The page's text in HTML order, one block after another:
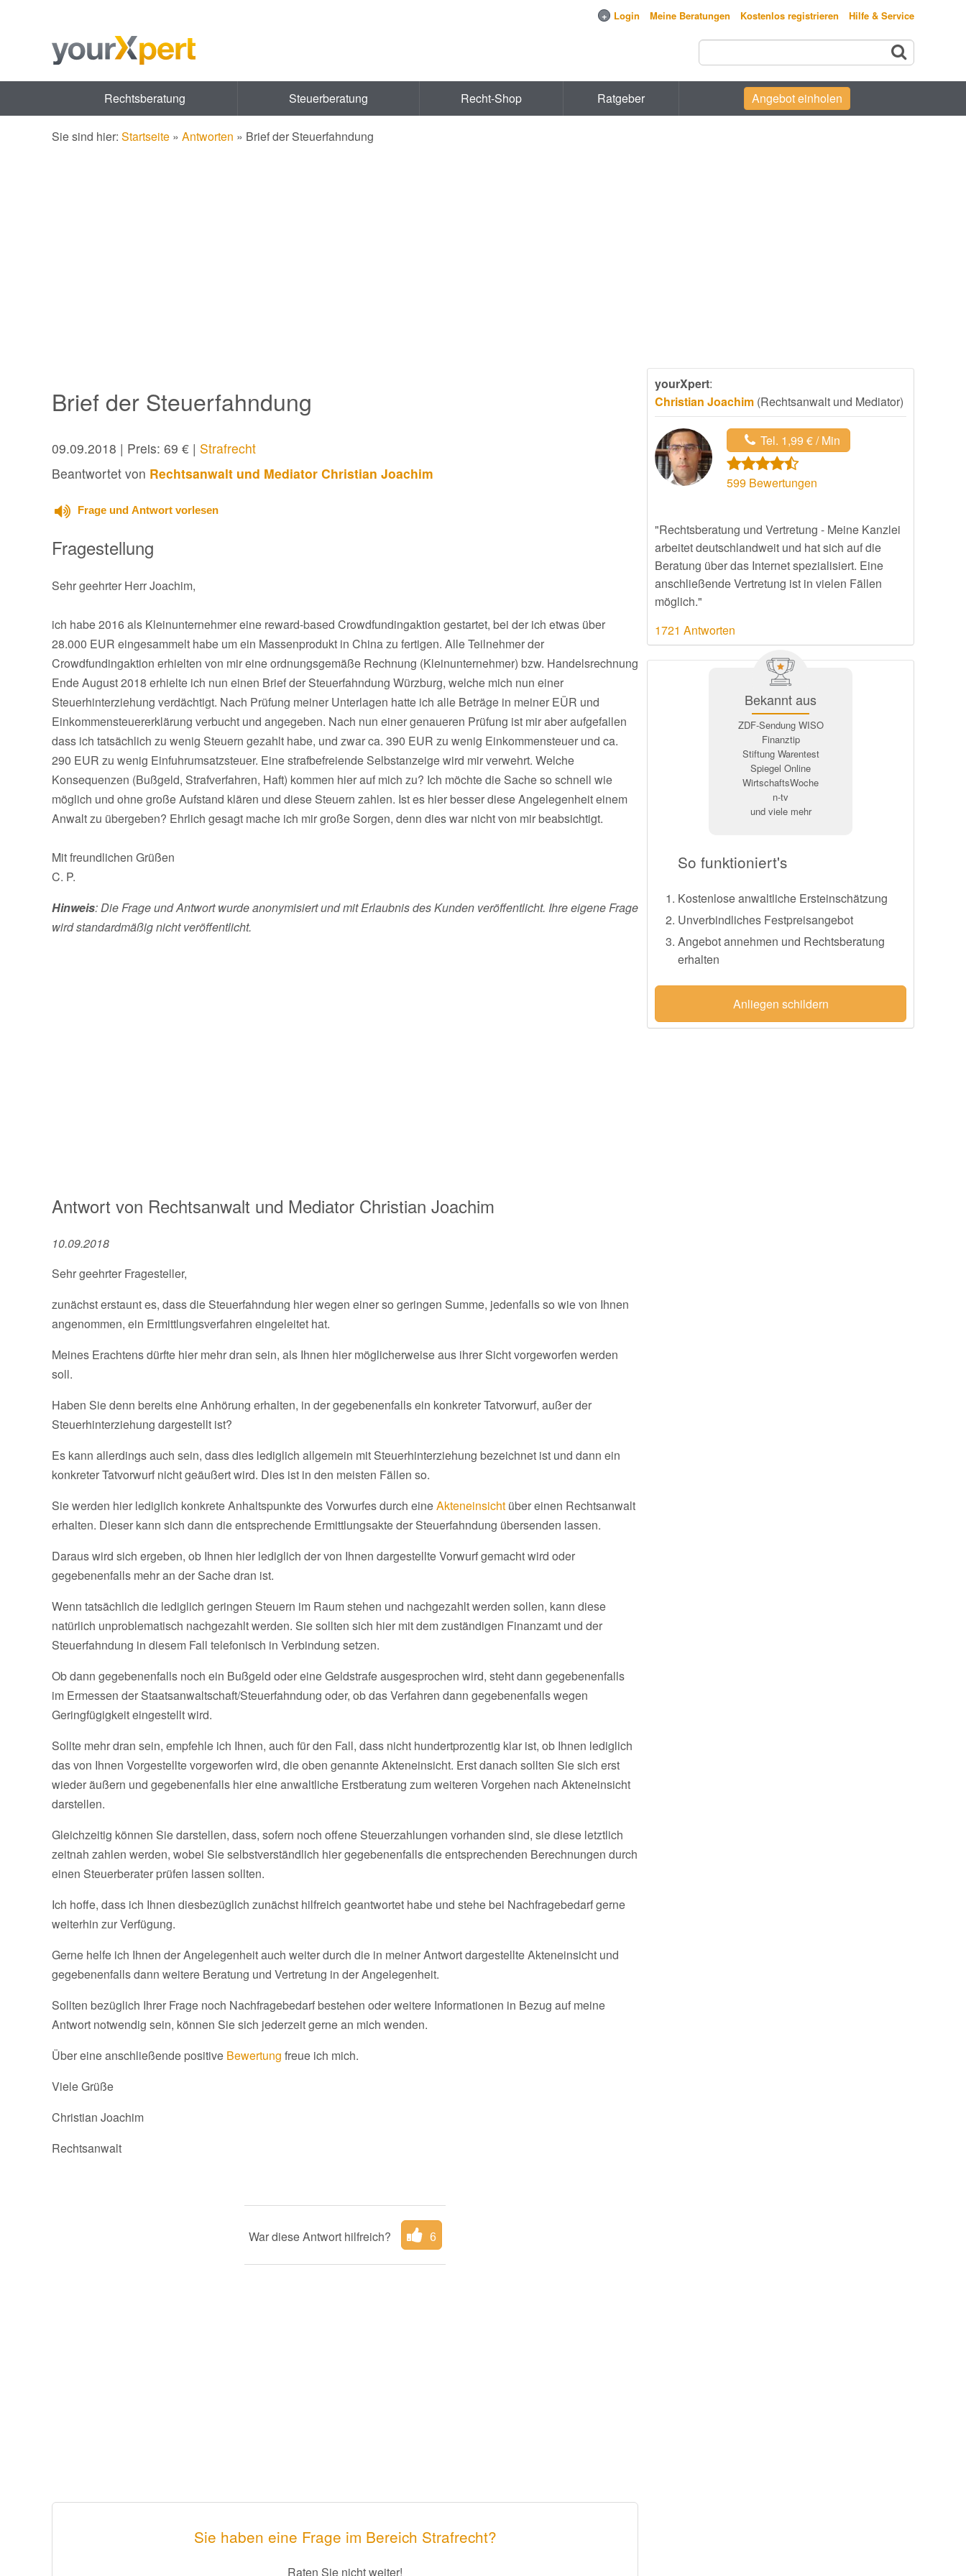
+ Login Meine Beratungen Kostenlos registrieren Hilfe & Service
Rechtsberatung Steuerberatung Recht-Shop Ratgeber Angebot einholen
Sie sind hier: Startseite » Antworten » Brief der Steuerfahndung
Brief der Steuerfahndung
09.09.2018 | Preis: 69 € | Strafrecht
Beantwortet von Rechtsanwalt und Mediator Christian Joachim
Frage und Antwort vorlesen
Fragestellung
Sehr geehrter Herr Joachim,
ich habe 2016 als Kleinunternehmer eine reward-based Crowdfundingaktion gestartet, bei der ich etwas über
28.000 EUR eingesammelt habe um ein Massenprodukt in China zu fertigen. Alle Teilnehmer der
Crowdfundingaktion erhielten von mir eine ordnungsgemäße Rechnung (Kleinunternehmer) bzw. Handelsrechnung
Ende August 2018 erhielte ich nun einen Brief der Steuerfahndung Würzburg, welche mich nun einer
Steuerhinterziehung verdächtigt. Nach Prüfung meiner Unterlagen hatte ich alle Beträge in meiner EÜR und
Einkommensteuererklärung verbucht und angegeben. Nach nun einer genaueren Prüfung ist mir aber aufgefallen
dass ich tatsächlich zu wenig Steuern gezahlt habe, und zwar ca. 390 EUR zu wenig Einkommensteuer und ca.
290 EUR zu wenig Einfuhrumsatzsteuer. Eine strafbefreiende Selbstanzeige wird mir verwehrt. Welche
Konsequenzen (Bußgeld, Strafverfahren, Haft) kommen hier auf mich zu? Ich möchte die Sache so schnell wie
möglich und ohne große Aufstand klären und diese Steuern zahlen. Ist es hier besser diese Angelegenheit einem
Anwalt zu übergeben? Ehrlich gesagt mache ich mir große Sorgen, denn dies war nicht von mir beabsichtigt.
Mit freundlichen Grüßen
C. P.
Hinweis: Die Frage und Antwort wurde anonymisiert und mit Erlaubnis des Kunden veröffentlicht. Ihre eigene Frage
wird standardmäßig nicht veröffentlicht.
Antwort von Rechtsanwalt und Mediator Christian Joachim
10.09.2018
Sehr geehrter Fragesteller,
zunächst erstaunt es, dass die Steuerfahndung hier wegen einer so geringen Summe, jedenfalls so wie von Ihnen
angenommen, ein Ermittlungsverfahren eingeleitet hat.
Meines Erachtens dürfte hier mehr dran sein, als Ihnen hier möglicherweise aus ihrer Sicht vorgeworfen werden
soll.
Haben Sie denn bereits eine Anhörung erhalten, in der gegebenenfalls ein konkreter Tatvorwurf, außer der
Steuerhinterziehung dargestellt ist?
Es kann allerdings auch sein, dass dies lediglich allgemein mit Steuerhinterziehung bezeichnet ist und dann ein
konkreter Tatvorwurf nicht geäußert wird. Dies ist in den meisten Fällen so.
Sie werden hier lediglich konkrete Anhaltspunkte des Vorwurfes durch eineAkteneinsicht über einen Rechtsanwalt
erhalten. Dieser kann sich dann die entsprechende Ermittlungsakte der Steuerfahndung übersenden lassen.
Daraus wird sich ergeben, ob Ihnen hier lediglich der von Ihnen dargestellte Vorwurf gemacht wird oder
gegebenenfalls mehr an der Sache dran ist.
Wenn tatsächlich die lediglich geringen Steuern im Raum stehen und nachgezahlt werden sollen, kann diese
natürlich unproblematisch nachgezahlt werden. Sie sollten sich hier mit dem zuständigen Finanzamt und der
Steuerfahndung in diesem Fall telefonisch in Verbindung setzen.
Ob dann gegebenenfalls noch ein Bußgeld oder eine Geldstrafe ausgesprochen wird, steht dann gegebenenfalls
im Ermessen der Staatsanwaltschaft/Steuerfahndung oder, ob das Verfahren dann gegebenenfalls wegen
Geringfügigkeit eingestellt wird.
Sollte mehr dran sein, empfehle ich Ihnen, auch für den Fall, dass nicht hundertprozentig klar ist, ob Ihnen lediglich
das von Ihnen Vorgestellte vorgeworfen wird, die oben genannte Akteneinsicht. Erst danach sollten Sie sich erst
wieder äußern und gegebenenfalls hier eine anwaltliche Erstberatung zum weiteren Vorgehen nach Akteneinsicht
darstellen.
Gleichzeitig können Sie darstellen, dass, sofern noch offene Steuerzahlungen vorhanden sind, sie diese letztlich
zeitnah zahlen werden, wobei Sie selbstverständlich hier gegebenenfalls die entsprechenden Berechnungen durch
einen Steuerberater prüfen lassen sollten.
Ich hoffe, dass ich Ihnen diesbezüglich zunächst hilfreich geantwortet habe und stehe bei Nachfragebedarf gerne
weiterhin zur Verfügung.
Gerne helfe ich Ihnen der Angelegenheit auch weiter durch die in meiner Antwort dargestellte Akteneinsicht und
gegebenenfalls dann weitere Beratung und Vertretung in der Angelegenheit.
Sollten bezüglich Ihrer Frage noch Nachfragebedarf bestehen oder weitere Informationen in Bezug auf meine
Antwort notwendig sein, können Sie sich jederzeit gerne an mich wenden.
Über eine anschließende positive Bewertung freue ich mich.
Viele Grüße
Christian Joachim
Rechtsanwalt
War diese Antwort hilfreich? 6
Sie haben eine Frage im Bereich Strafrecht?
Raten Sie nicht weiter!
yourXpert:
Christian Joachim (Rechtsanwalt und Mediator)
Tel. 1,99 € / Min
599 Bewertungen
"Rechtsberatung und Vertretung - Meine Kanzlei
arbeitet deutschlandweit und hat sich auf die
Beratung über das Internet spezialisiert. Eine
anschließende Vertretung ist in vielen Fällen
möglich."
1721 Antworten
Bekannt aus
ZDF-Sendung WISO
Finanztip
Stiftung Warentest
Spiegel Online
WirtschaftsWoche
n-tv
und viele mehr
So funktioniert's
Kostenlose anwaltliche Ersteinschätzung
Unverbindliches Festpreisangebot
Angebot annehmen und Rechtsberatung
erhalten
Anliegen schildern